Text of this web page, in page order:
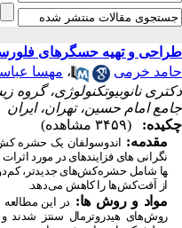
طراحی و تهیه حسگرهای
حامد خرمی
، مهسا
دکتری نانوبیوتکنولوژی،
جامع امام حسین، تهران، ایران
چکیده:
(۳۴۵۹ مشاهده)
مقدمه: اندوسولفان یک حشره
نگرانی­ های فزاینده­ای در مورد
ها شامل حشره‌کش‌های جدیدتر،
از آفت‌کش‌ها را کاهش می‌دهد.
مواد و روش­ ها: در این مطالعه
روش‌های هیدروترمال سنتز شدند و